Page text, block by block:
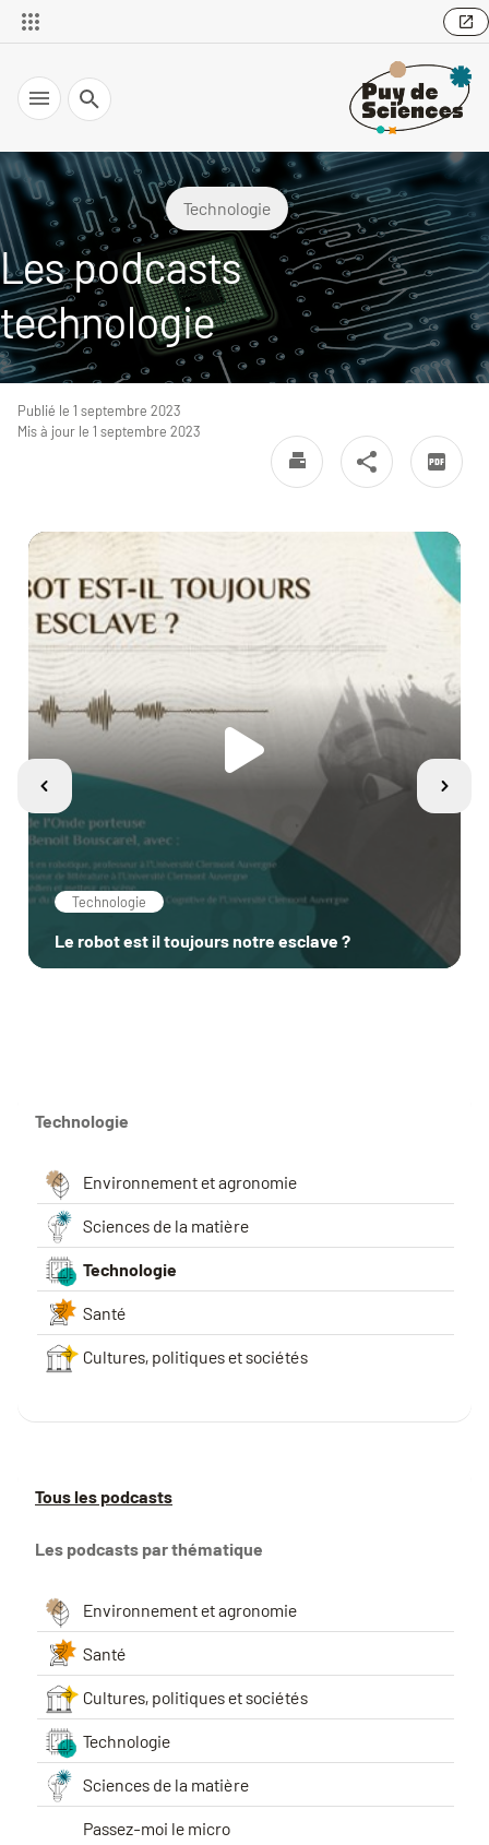
Recherche
Technologie
Les podcasts
technologie
Publié le 1 septembre 2023
Mis à jour le 1 septembre 2023
Technologie
Le robot est il toujours notre esclave ?
Technologie
Environnement et agronomie
Sciences de la matière
Technologie
Santé
Cultures, politiques et sociétés
Tous les podcasts
Les podcasts par thématique
Environnement et agronomie
Santé
Cultures, politiques et sociétés
Technologie
Sciences de la matière
Passez-moi le micro